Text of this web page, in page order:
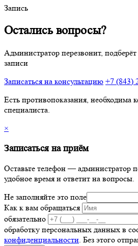
Запись
Остались вопросы?
Администратор перезвонит,
записи
Записаться на консультацию +7 (843)
Есть противопоказания, необходима
специалиста.
×
Записаться на приём
Оставьте телефон — администратор
удобное время и ответит на вопросы.
Не заполняйте это поле
Как к вам обращаться
обязательно
обработку персональных данных в
конфиденциальности. Без этого